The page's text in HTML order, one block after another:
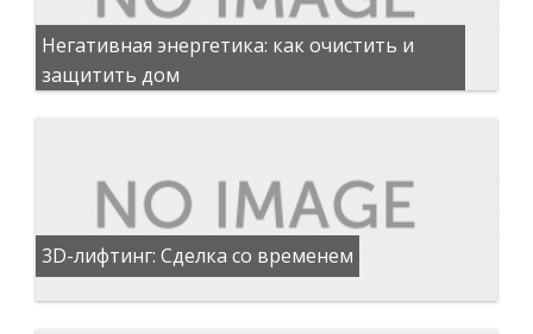
Негативная энергетика: как очистить и
защитить дом
3D-лифтинг: Сделка со временем